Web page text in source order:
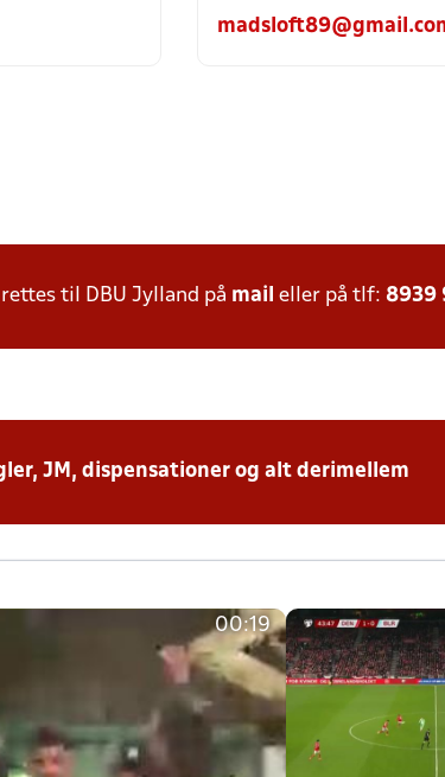
til DBU Jylland på mail eller på tlf: 8939
JM, dispensationer og alt derimellem
00:19